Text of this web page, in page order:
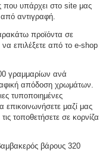
που υπάρχει στο site μας
αντιγραφή.
προϊόντα σε
να επιλέξετε από το e-shop
γραμμαρίων ανά
απόδοση χρωμάτων.
τυποποιημένες
επικοινωνήσετε μαζί μας
τοποθετήσετε σε κορνίζα
βάρους 320